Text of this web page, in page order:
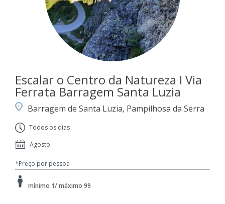
Escalar o Centro da Natureza I Via
Ferrata Barragem Santa Luzia
Barragem de Santa Luzia, Pampilhosa da Serra
Todos os dias
Agosto
*Preço por pessoa
mínimo 1/ máximo 99